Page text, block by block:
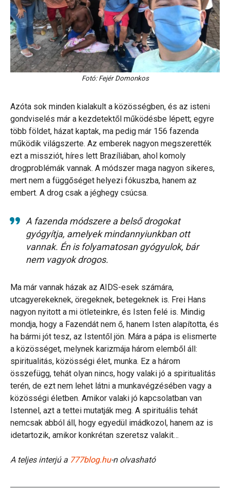
Fotó: Fejér Domonkos
Azóta sok minden kialakult a közösségben, és az isteni
gondviselés már a kezdetektől működésbe lépett; egyre
több földet, házat kaptak, ma pedig már 156 fazenda
működik világszerte. Az emberek nagyon megszerették
ezt a missziót, híres lett Brazíliában, ahol komoly
drogproblémák vannak. A módszer maga nagyon sikeres,
mert nem a függőséget helyezi fókuszba, hanem az
embert. A drog csak a jéghegy csúcsa.
A fazenda módszere a belső drogokat
gyógyítja, amelyek mindannyiunkban ott
vannak. Én is folyamatosan gyógyulok, bár
nem vagyok drogos.
Ma már vannak házak az AIDS-esek számára,
utcagyerekeknek, öregeknek, betegeknek is. Frei Hans
nagyon nyitott a mi ötleteinkre, és Isten felé is. Mindig
mondja, hogy a Fazendát nem ő, hanem Isten alapította, és
ha bármi jót tesz, az Istentől jön. Mára a pápa is elismerte
a közösséget, melynek karizmája három elemből áll:
spiritualitás, közösségi élet, munka. Ez a három
összefügg, tehát olyan nincs, hogy valaki jó a spiritualitás
terén, de ezt nem lehet látni a munkavégzésében vagy a
közösségi életben. Amikor valaki jó kapcsolatban van
Istennel, azt a tettei mutatják meg. A spirituális tehát
nemcsak abból áll, hogy egyedül imádkozol, hanem az is
idetartozik, amikor konkrétan szeretsz valakit…
A teljes interjú a 777blog.hu-n olvasható